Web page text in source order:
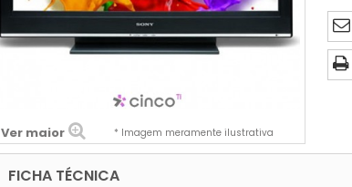
Ver maior * Imagem meramente ilustrativa
FICHA TÉCNICA